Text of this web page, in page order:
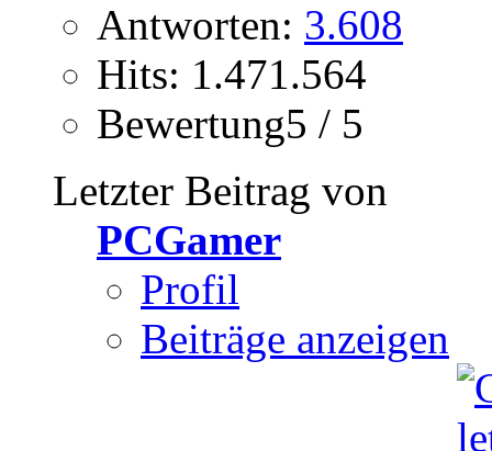
Antworten: 3.608
Hits: 1.471.564
Bewertung5 / 5
Letzter Beitrag von
PCGamer
Profil
Beiträge anzeigen